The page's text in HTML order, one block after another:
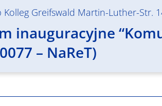
Kolleg Greifswald Martin-Luther-Str.
inauguracyjne
– NaReT)